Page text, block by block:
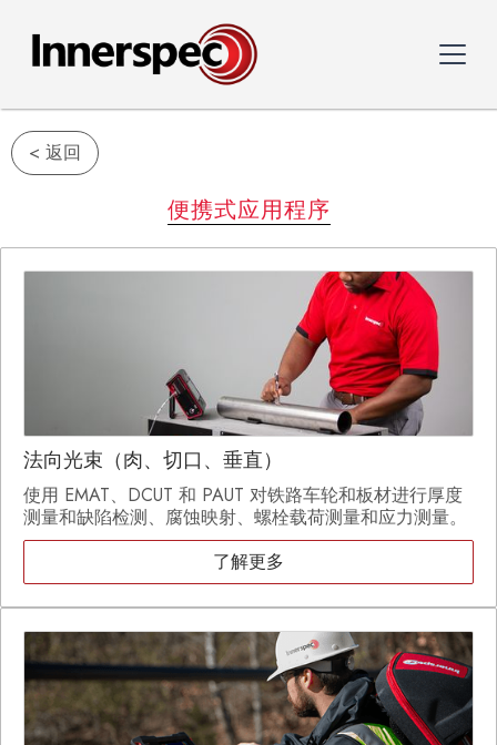
< 返回
便携式应用程序
法向光束（肉、切口、垂直）
使用 EMAT、DCUT 和 PAUT 对铁路车轮和板材进行厚度
测量和缺陷检测、腐蚀映射、螺栓载荷测量和应力测量。
了解更多